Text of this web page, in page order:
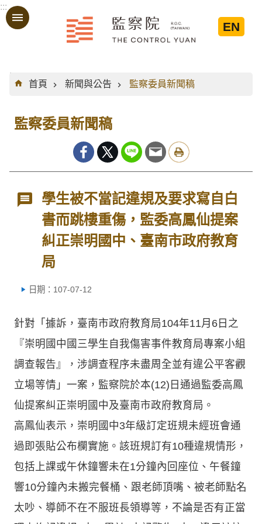
跳到主要內容區塊
:::
EN
:::
首頁
新聞與公告 監察委員新聞稿
監察委員新聞稿
學生被不當記違規及要求寫自白
書而跳樓重傷，監委高鳳仙提案
糾正崇明國中、臺南市政府教育
局
日期：107-07-12
針對「據訴，臺南市政府教育局104年11月6日之
『崇明國中國三學生自我傷害事件教育局專案小組
調查報告』，涉調查程序未盡周全並有違公平客觀
立場等情」一案，監察院於本(12)日通過監委高鳳
仙提案糾正崇明國中及臺南市政府教育局。
高鳳仙表示，崇明國中3年級訂定班規未經班會通
過即張貼公布欄實施。該班規訂有10種違規情形，
包括上課或午休鐘響未在1分鐘內回座位、午餐鐘
響10分鐘內未搬完餐桶、跟老師頂嘴、被老師點名
太吵、導師不在不服班長領導等，不論是否有正當